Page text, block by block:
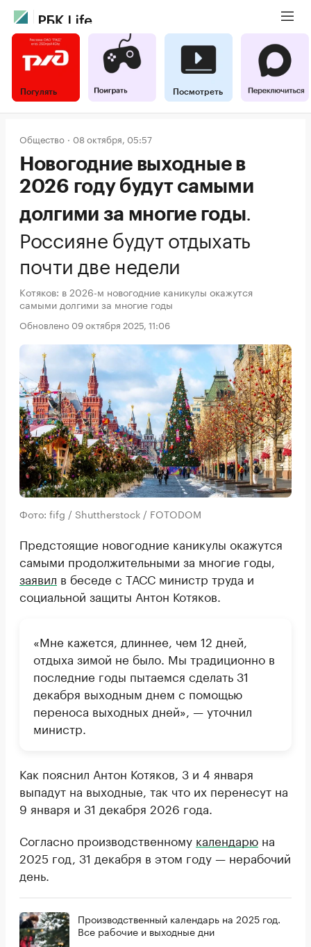
Погулять Посмотреть
Общество 08 октября, 05:57
Новогодние выходные в
2026 году будут самыми
долгими за многие годы.
Россияне будут отдыхать
почти две недели
Котяков: в 2026-м новогодние каникулы окажутся
самыми долгими за многие годы
Обновлено 09 октября 2025, 11:06
Фото: fifg / Shuttherstock / FOTODOM
Предстоящие новогодние каникулы окажутся
самыми продолжительными за многие годы,
заявил в беседе с ТАСС министр труда и
социальной защиты Антон Котяков.
«Мне кажется, длиннее, чем 12 дней,
отдыха зимой не было. Мы традиционно в
последние годы пытаемся сделать 31
декабря выходным днем с помощью
переноса выходных дней», — уточнил
министр.
Как пояснил Антон Котяков, 3 и 4 января
выпадут на выходные, так что их перенесут на
9 января и 31 декабря 2026 года.
Согласно производственному календарю на
2025 год, 31 декабря в этом году — нерабочий
день.
Производственный календарь на 2025 год.
Все рабочие и выходные дни